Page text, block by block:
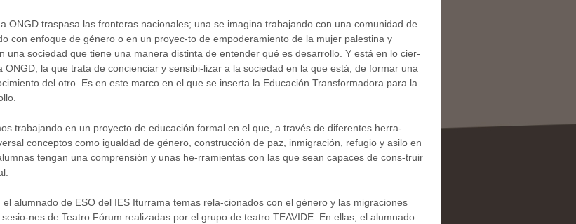
ONGD traspasa las fronteras nacionales; una se imagina trabajando con una comunidad de
con enfoque de género o en un proyec-to de empoderamiento de la mujer palestina y
una sociedad que tiene una manera distinta de entender qué es desarrollo. Y está en lo cier-
la que trata de concienciar y sensibi-lizar a la sociedad en la que está, de formar una
del otro. Es en este marco en el que se inserta la Educación Transformadora para la
trabajando en un proyecto de educación formal en el que, a través de diferentes herra-
conceptos como igualdad de género, construcción de paz, inmigración, refugio y asilo en
tengan una comprensión y unas he-rramientas con las que sean capaces de cons-truir
alumnado de ESO del IES Iturrama temas rela-cionados con el género y las migraciones
nes de Teatro Fórum realizadas por el grupo de teatro TEAVIDE. En ellas, el alumnado